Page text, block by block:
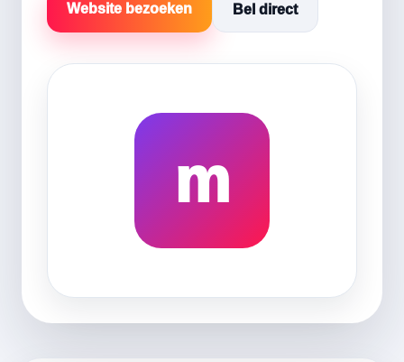
Website bezoeken Bel direct
m